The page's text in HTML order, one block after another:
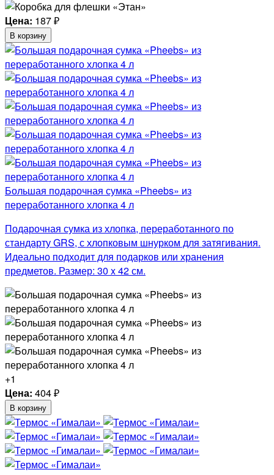
Цена: 187₽
В корзину
Большая подарочная сумка «Pheebs» из
переработанного хлопка 4 л
Подарочная сумка из хлопка, переработанного по
стандарту GRS, с хлопковым шнурком для затягивания.
Идеально подходит для подарков или хранения
предметов. Размер: 30 x 42 см.
+1
Цена: 404₽
В корзину